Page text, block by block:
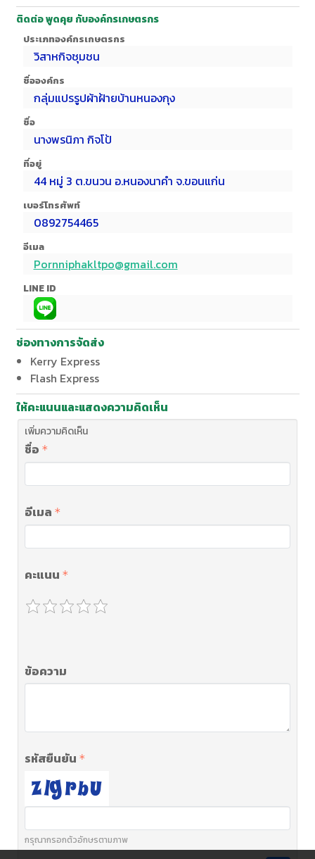
ติดต่อ พูดคุย กับองค์กรเกษตรกร
ประเภทองค์กรเกษตรกร
วิสาหกิจชุมชน
ชื่อองค์กร
กลุ่มแปรรูปผ้าฝ้ายบ้านหนองกุง
ชื่อ
นางพรนิภา กิจโป้
ที่อยู่
44 หมู่ 3 ต.ขนวน อ.หนองนาคำ จ.ขอนแก่น
เบอร์โทรศัพท์
0892754465
อีเมล
Pornniphakltpo@gmail.com
LINE ID
ช่องทางการจัดส่ง
Kerry Express
Flash Express
ให้คะแนนและแสดงความคิดเห็น
เพิ่มความคิดเห็น
ชื่อ
อีเมล
คะแนน
ข้อความ
รหัสยืนยัน
กรุณากรอกตัวอักษรตามภาพ